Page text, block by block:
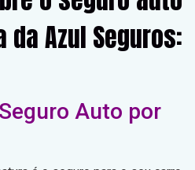
Azul Seguros:
Auto por